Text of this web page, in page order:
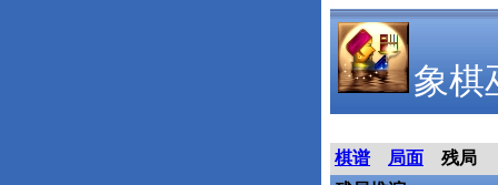
象棋
棋谱 局面
残局